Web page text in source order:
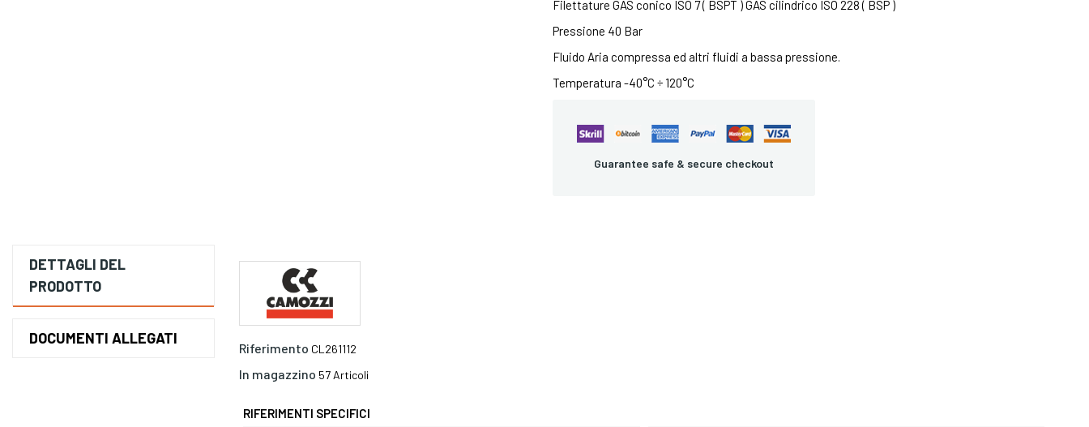
Filettature GAS conico ISO 7 ( BSPT ) GAS cilindrico ISO 228 ( BSP )
Pressione 40 Bar
Fluido Aria compressa ed altri fluidi a bassa pressione.
Temperatura -40°C ÷ 120°C
Guarantee safe & secure checkout
DETTAGLI DEL
PRODOTTO
DOCUMENTI ALLEGATI
Riferimento CL261112
In magazzino 57 Articoli
RIFERIMENTI SPECIFICI